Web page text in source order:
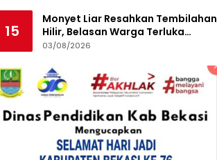
15
Monyet Liar Resahkan Tembilahan
Hilir, Belasan Warga Terluka
Digigit
03/08/2026